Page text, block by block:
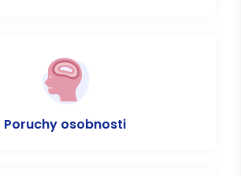
Poruchy osobnosti